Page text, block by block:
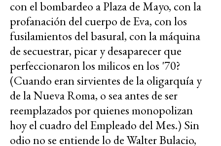
con el bombardeo a Plaza de Mayo, con la
profanación del cuerpo de Eva, con los
fusilamientos del basural, con la máquina
de secuestrar, picar y desaparecer que
perfeccionaron los milicos en los '70?
(Cuando eran sirvientes de la oligarquía y
de la Nueva Roma, o sea antes de ser
reemplazados por quienes monopolizan
hoy el cuadro del Empleado del Mes.) Sin
odio no se entiende lo de Walter Bulacio,